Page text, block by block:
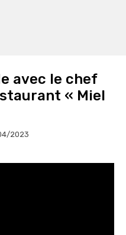
avec le chef
« Miel
2023